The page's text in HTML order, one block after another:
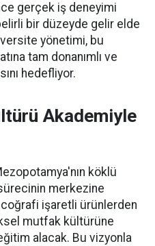
gerçek iş deneyimi
bir düzeyde gelir elde
yönetimi, bu
tam donanımlı ve
hedefliyor.
Akademiyle
köklü
merkezine
işaretli ürünlerden
mutfak kültürüne
alacak. Bu vizyonla